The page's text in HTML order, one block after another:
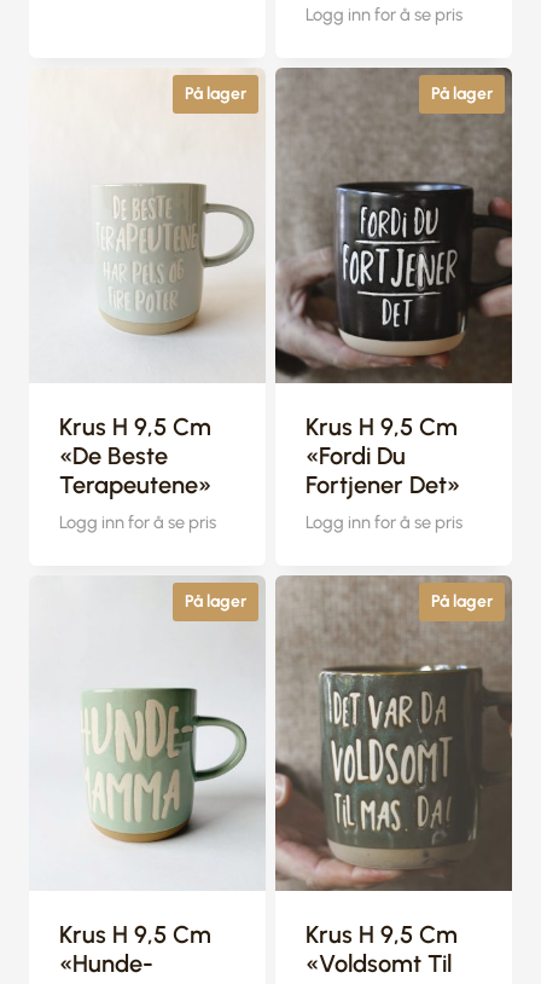
Logg inn for å se pris
På lager
Krus H 9,5 Cm
«De Beste
Terapeutene»
Logg inn for å se pris
På lager
Krus H 9,5 Cm
«Fordi Du
Fortjener Det»
Logg inn for å se pris
På lager
Krus H 9,5 Cm
«Hunde-
På lager
Krus H 9,5 Cm
«Voldsomt Til